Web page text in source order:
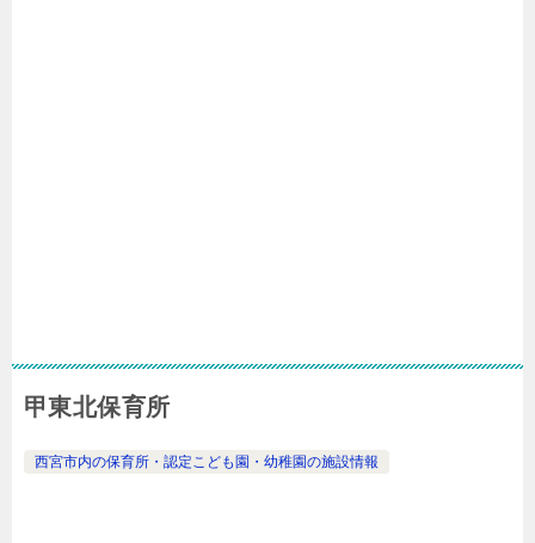
甲東北保育所
西宮市内の保育所・認定こども園・幼稚園の施設情報